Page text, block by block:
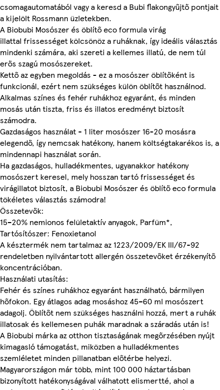
csomagautomatából vagy a keresd a Bubi flakongyűjtő pontjait
a kijelölt Rossmann üzletekben.
A Biobubi Mosószer és öblítő eco formula virág
illattal frissességet kölcsönöz a ruháknak, így ideális választás
mindenki számára, aki szereti a kellemes illatú, de nem túl
erős szagú mosószereket.
Kettő az egyben megoldás - ez a mosószer öblítőként is
funkcionál, ezért nem szükséges külön öblítőt használnod.
Alkalmas színes és fehér ruhákhoz egyaránt, és minden
mosás után tiszta, friss és illatos eredményt biztosít
számodra.
Gazdaságos használat - 1 liter mosószer 16-20 mosásra
elegendő, így nemcsak hatékony, hanem költségtakarékos is, a
mindennapi használat során.
Ha gazdaságos, hulladékmentes, ugyanakkor hatékony
mosószert keresel, mely hosszan tartó frissességet és
virágillatot biztosít, a Biobubi Mosószer és öblítő eco formula
tökéletes választás számodra!
Összetevők:
15–20% nemionos felületaktív anyagok, Parfüm*,
Tartósítószer: Fenoxietanol
A késztermék nem tartalmaz az 1223/2009/EK III/67-92
rendeletben nyilvántartott allergén összetevőket érzékenyítő
koncentrációban.
Használati utasítás:
Fehér és színes ruhákhoz egyaránt használható, bármilyen
hőfokon. Egy átlagos adag mosáshoz 45–60 ml mosószert
adagolj. Öblítőt nem szükséges használni hozzá, mert a ruhák
illatosak és kellemesen puhák maradnak a száradás után is!
A Biobubi márka az otthon tisztaságának megőrzésében nyújt
kimagasló támogatást, miközben a hulladékmentes
szemléletet minden pillanatban előtérbe helyezi.
Magyarországon már több, mint 100 000 háztartásban
bizonyított hatékonyságával válhatott elismertté, ahol a